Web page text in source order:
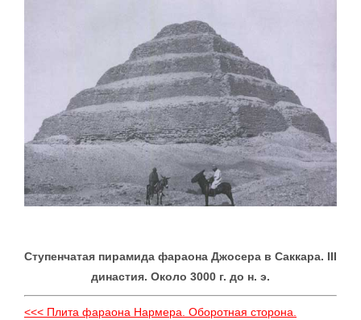
Ступенчатая пирамида фараона Джосера в Саккара. III
династия. Около 3000 г. до н. э.
<<< Плита фараона Нармера. Оборотная сторона.